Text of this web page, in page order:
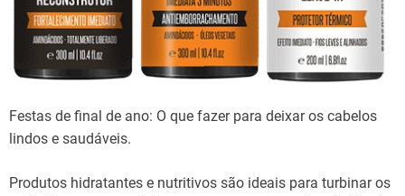
Festas de final de ano: O que fazer para deixar os cabelos
lindos e saudáveis.
Produtos hidratantes e nutritivos são ideais para turbinar os